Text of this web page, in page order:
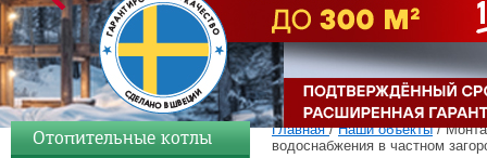
Главная/Наши объекты/
водоснабжения в частном
Отопительные котлы